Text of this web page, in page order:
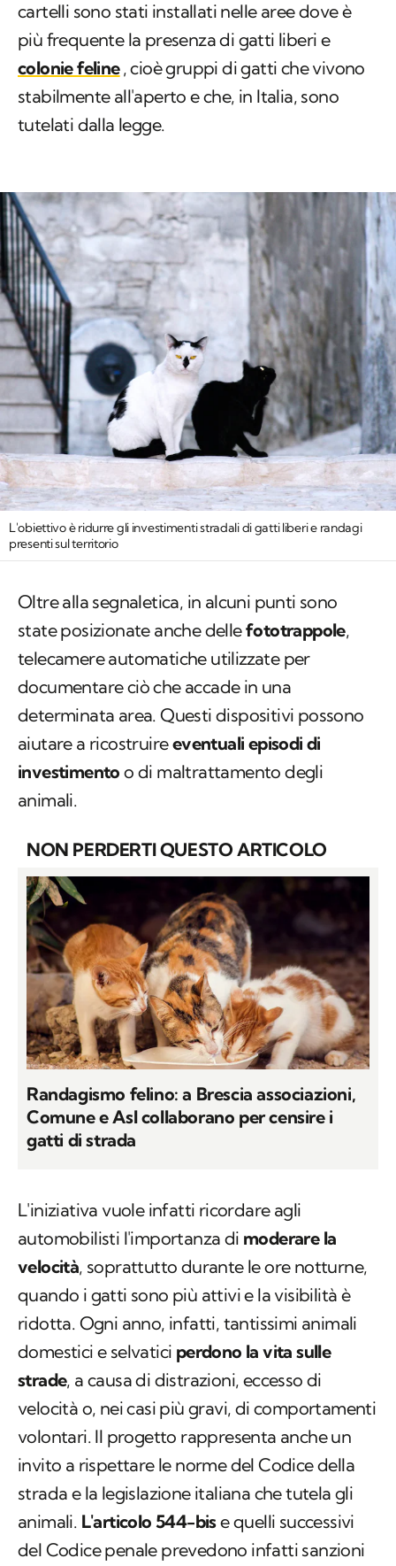
cartelli sono stati installati nelle aree dove è
più frequente la presenza di gatti liberi e
colonie feline, cioè gruppi di gatti che vivono
stabilmente all'aperto e che, in Italia, sono
tutelati dalla legge.
L'obiettivo è ridurre gli investimenti stradali di gatti liberi e randagi
presenti sul territorio
Oltre alla segnaletica, in alcuni punti sono
state posizionate anche dellefototrappole,
telecamere automatiche utilizzate per
documentare ciò che accade in una
determinata area. Questi dispositivi possono
aiutare a ricostruireeventuali episodi di
investimento o di maltrattamento degli
animali.
NON PERDERTI QUESTO ARTICOLO
Randagismo felino: a Brescia associazioni,
Comune e Asl collaborano per censire i
gatti di strada
L'iniziativa vuole infatti ricordare agli
automobilisti l'importanza di moderare la
velocità, soprattutto durante le ore notturne,
quando i gatti sono più attivi e la visibilità è
ridotta. Ogni anno, infatti, tantissimi animali
domestici e selvatici perdono la vita sulle
strade, a causa di distrazioni, eccesso di
velocità o, nei casi più gravi, di comportamenti
volontari. Il progetto rappresenta anche un
invito a rispettare le norme del Codice della
strada e la legislazione italiana che tutela gli
animali. L'articolo 544-bise quelli successivi
del Codice penale prevedono infatti sanzioni